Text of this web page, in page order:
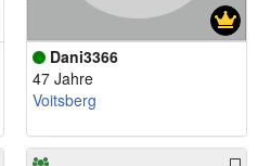
Dani3366
47 Jahre
Voitsberg